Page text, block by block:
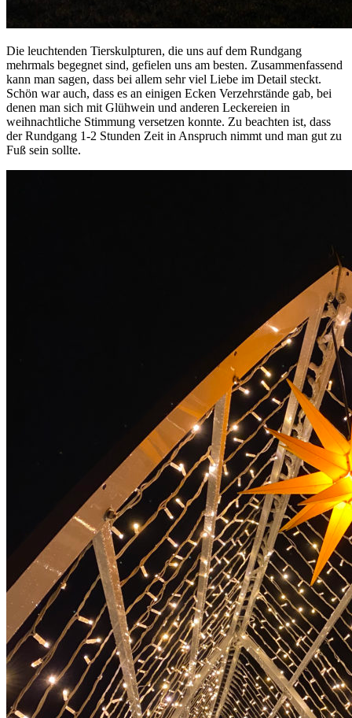
Die leuchtenden Tierskulpturen, die uns auf dem Rundgang
mehrmals begegnet sind, gefielen uns am besten. Zusammenfassend
kann man sagen, dass bei allem sehr viel Liebe im Detail steckt.
Schön war auch, dass es an einigen Ecken Verzehrstände gab, bei
denen man sich mit Glühwein und anderen Leckereien in
weihnachtliche Stimmung versetzen konnte. Zu beachten ist, dass
der Rundgang 1-2 Stunden Zeit in Anspruch nimmt und man gut zu
Fuß sein sollte.